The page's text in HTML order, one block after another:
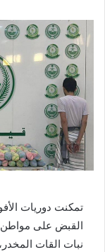
تمكنت دوريات
نبات القات